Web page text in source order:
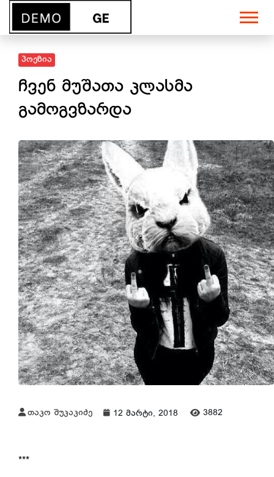
პოეზია
ჩვენ მუშათა კლასმა
გამოგვზარდა
თაკო შუკაკიძე 12 მარტი, 2018 3882
***